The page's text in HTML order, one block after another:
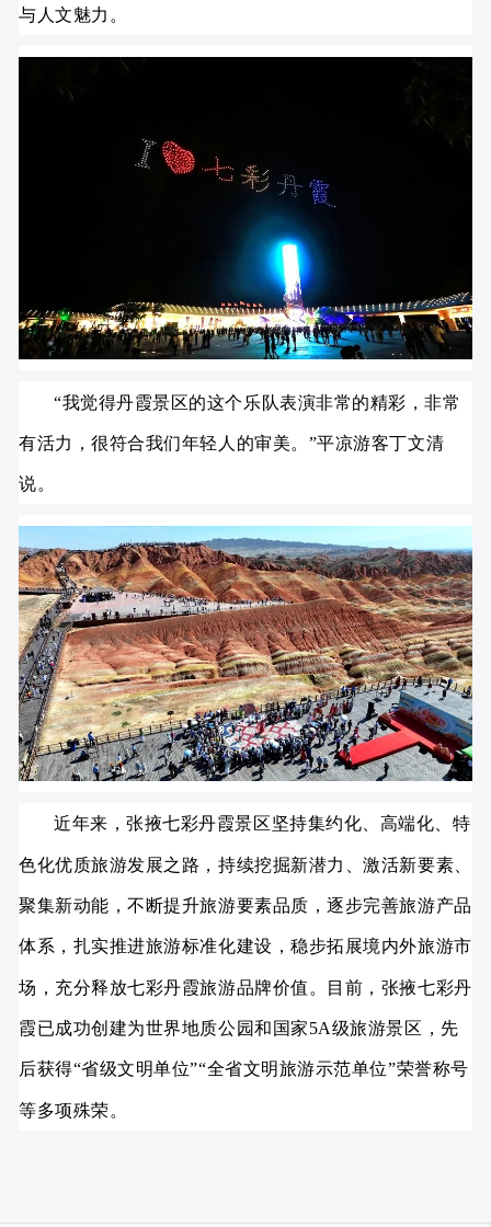
与人文魅力。
“我觉得丹霞景区的这个乐队表演非常的精彩，非常
有活力，很符合我们年轻人的审美。”平凉游客丁文清
说。
近年来，张掖七彩丹霞景区坚持集约化、高端化、特
色化优质旅游发展之路，持续挖掘新潜力、激活新要素、
聚集新动能，不断提升旅游要素品质，逐步完善旅游产品
体系，扎实推进旅游标准化建设，稳步拓展境内外旅游市
场，充分释放七彩丹霞旅游品牌价值。目前，张掖七彩丹
霞已成功创建为世界地质公园和国家5A级旅游景区，先
后获得“省级文明单位”“全省文明旅游示范单位”荣誉称号
等多项殊荣。